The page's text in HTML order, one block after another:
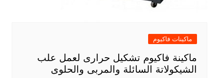
ماكينات فاكيوم
ماكينة فاكيوم تشكيل حرارى لعمل علب
الشيكولاتة السائلة والمربى والحلوى